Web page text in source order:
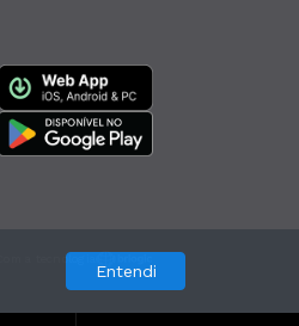
Com a tecnologia
Entendi